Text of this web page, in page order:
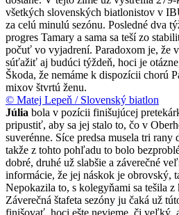
všetkých slovenských biatlonistov v
za celú minulú sezónu. Posledné dva
progres Tamary a sama sa teší zo
počuť vo vyjadrení. Paradoxom je, že
súťažiť aj budúci týždeň, hoci je
Škoda, že nemáme k dispozícii chorú
mixov štvrtú ženu.
© Matej Lepeň / Slovenský biatlon
Júlia bola v pozícii finišujúcej
pripustiť, aby sa jej stalo to, čo v
suverénne. Síce predsa musela tri
takže z tohto pohľadu to bolo
dobré, druhé už slabšie a záverečné
informácie, že jej náskok je obrovský,
Nepokazila to, s kolegyňami sa tešila z
Záverečná štafeta sezóny ju čaká už
finišovať, hoci ešte nevieme, či veľký,